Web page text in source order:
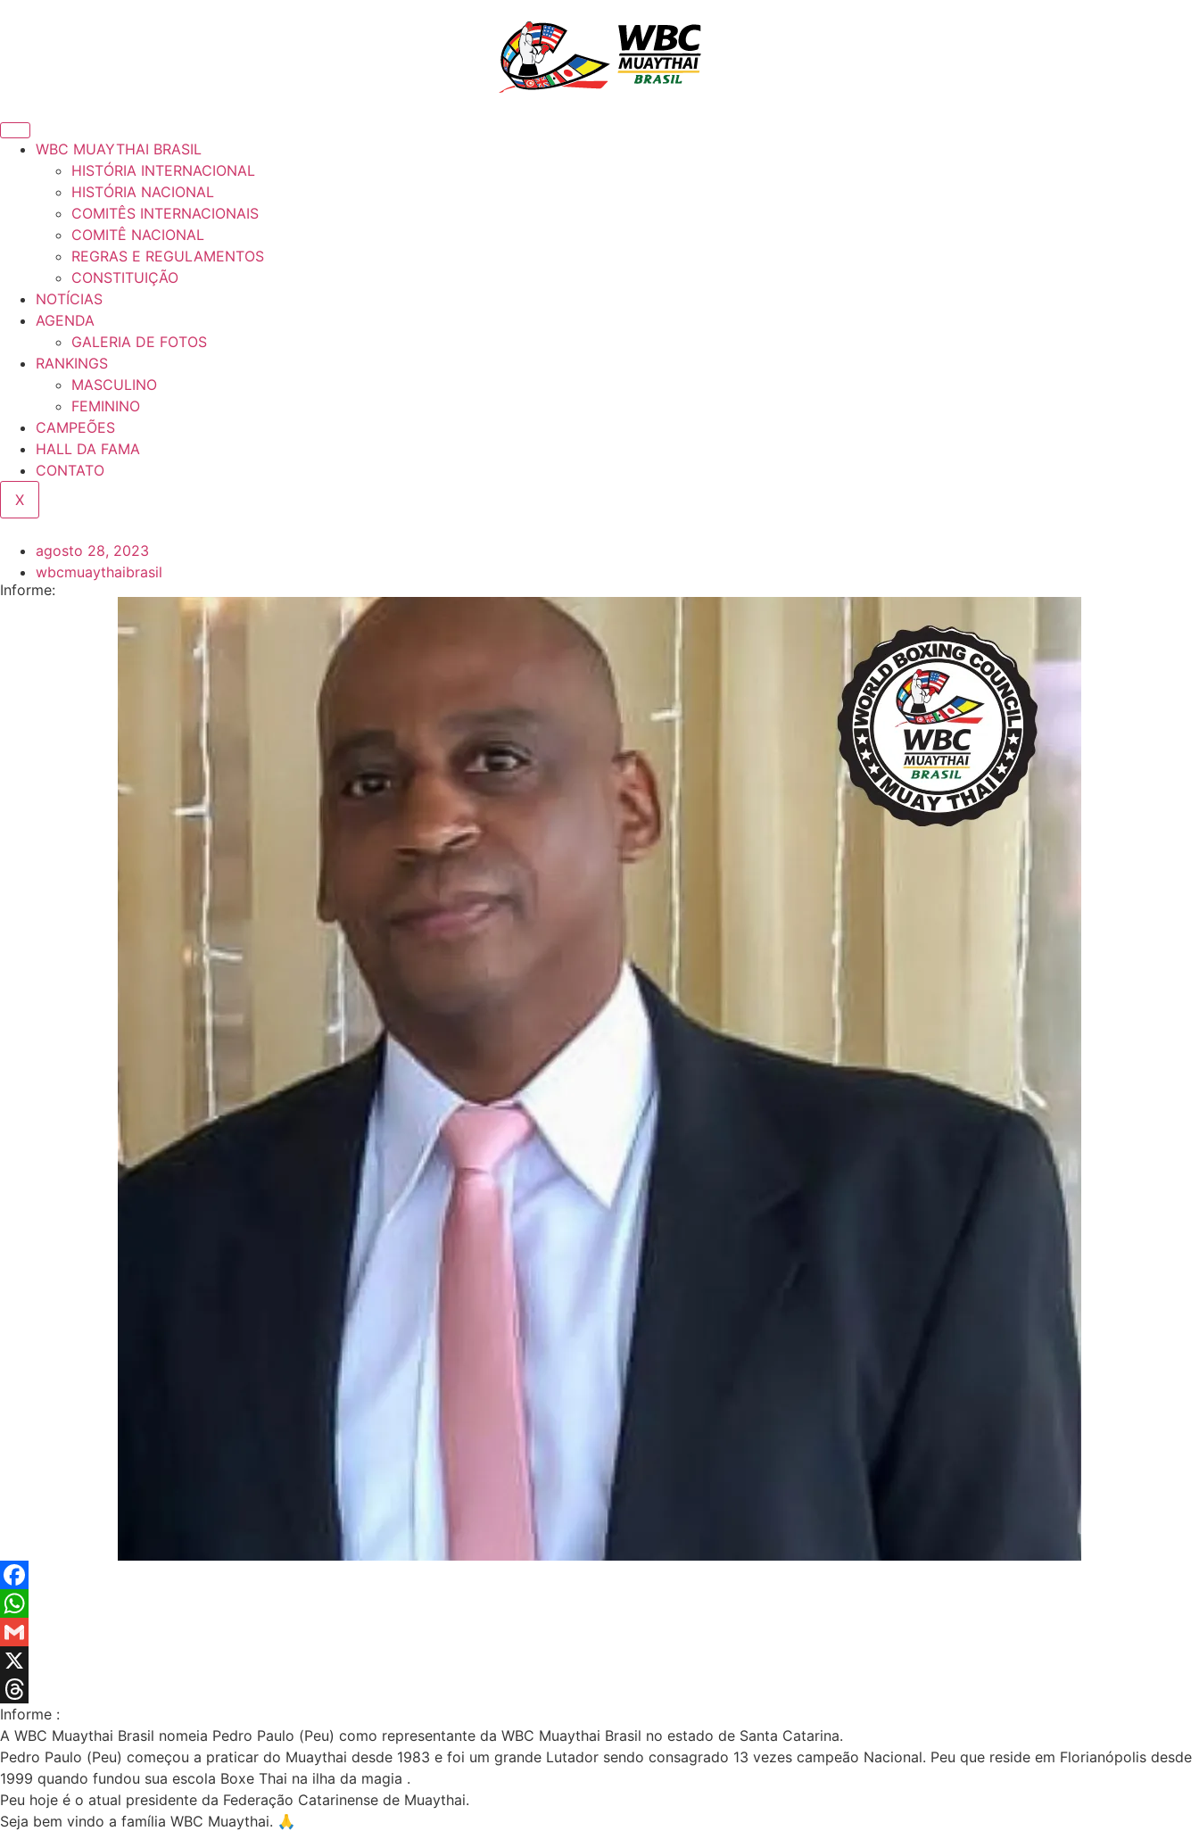
WBC MUAYTHAI BRASIL
HISTÓRIA INTERNACIONAL
HISTÓRIA NACIONAL
COMITÊS INTERNACIONAIS
COMITÊ NACIONAL
REGRAS E REGULAMENTOS
CONSTITUIÇÃO
NOTÍCIAS
AGENDA
GALERIA DE FOTOS
RANKINGS
MASCULINO
FEMININO
CAMPEÕES
HALL DA FAMA
CONTATO
X
agosto 28, 2023
wbcmuaythaibrasil
Informe:
Facebook
WhatsApp
Gmail
X
Threads
Informe :
A WBC Muaythai Brasil nomeia Pedro Paulo (Peu) como representante da WBC Muaythai Brasil no estado de Santa Catarina.
Pedro Paulo (Peu) começou a praticar do Muaythai desde 1983 e foi um grande Lutador sendo consagrado 13 vezes campeão Nacional. Peu que reside em Florianópolis desde
1999 quando fundou sua escola Boxe Thai na ilha da magia .
Peu hoje é o atual presidente da Federação Catarinense de Muaythai.
Seja bem vindo a família WBC Muaythai. 🙏